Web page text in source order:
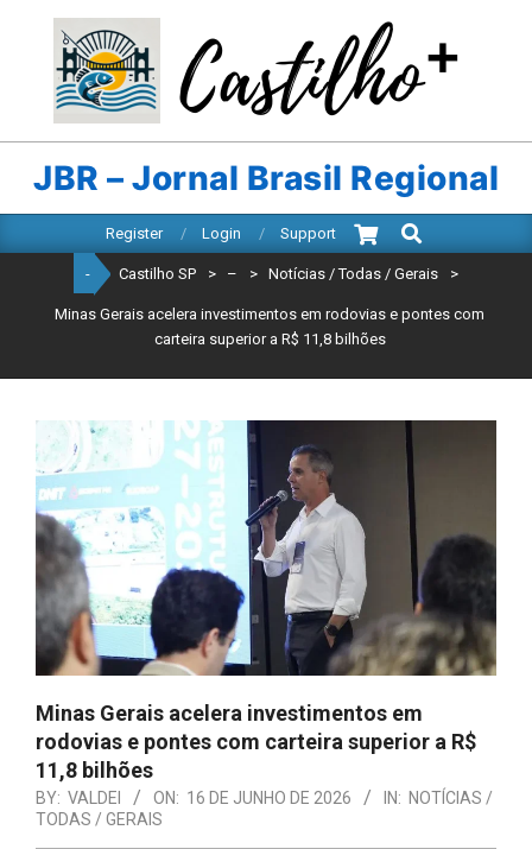
content
CASTILHO
SP
JBR – Jornal Brasil Regional
Navigation
Register Login Support
Search
- Castilho SP > – > Notícias / Todas / Gerais >
Minas Gerais acelera investimentos em rodovias e pontes com
carteira superior a R$ 11,8 bilhões
Minas Gerais acelera investimentos em
rodovias e pontes com carteira superior a R$
11,8 bilhões
BY: VALDEI ON: 16 DE JUNHO DE 2026 IN: NOTÍCIAS /
TODAS / GERAIS